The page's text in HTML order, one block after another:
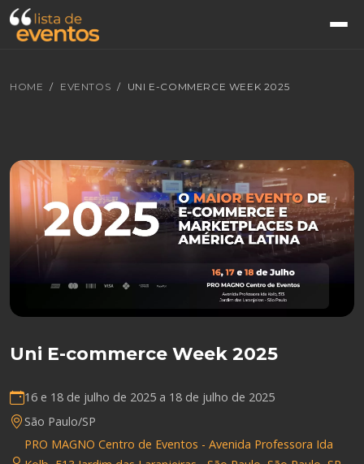
HOME EVENTOS UNI E-COMMERCE WEEK 2025
Uni E-commerce Week 2025
16 e 18 de julho de 2025 a 18 de julho de 2025
São Paulo/SP
PRO MAGNO Centro de Eventos - Avenida Professora Ida